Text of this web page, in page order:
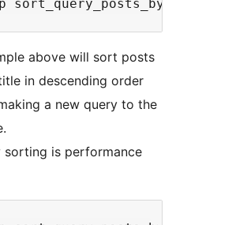
above will sort posts
in descending order
a new query to the
sorting is performance